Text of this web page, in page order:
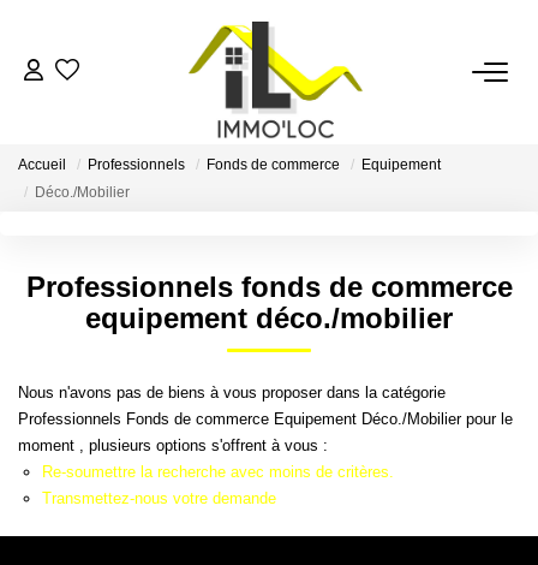
ACCUEIL
AVIS CLIENTS
CONTACT
Accueil Professionnels Fonds de commerce
Equipement
Déco./Mobilier
Professionnels fonds de commerce
equipement déco./mobilier
Nous n'avons pas de biens à vous proposer dans la catégorie
Professionnels Fonds de commerce Equipement Déco./Mobilier pour le
moment , plusieurs options s'offrent à vous :
Re-soumettre la recherche avec moins de critères.
Transmettez-nous votre demande